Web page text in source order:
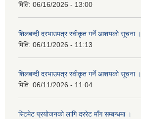
मिति: 06/16/2026 - 13:00
शिलबन्दी दरभाउपत्र स्वीकृत गर्ने आशयको सूचना ।
मिति: 06/11/2026 - 11:13
शिलबन्दी दरभाउपत्र स्वीकृत गर्ने आशयको सूचना ।
मिति: 06/11/2026 - 11:04
स्टिमेट प्रयोजनको लागि दररेट माँग सम्बन्धमा ।